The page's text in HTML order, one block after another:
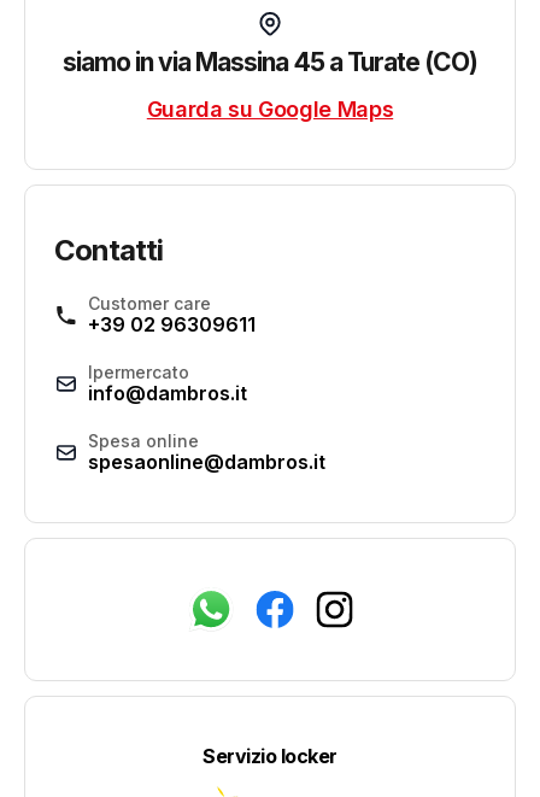
siamo in via Massina 45 a Turate (CO)
Guarda su Google Maps
Contatti
Customer care
+39 02 96309611
Ipermercato
info@dambros.it
Spesa online
spesaonline@dambros.it
Servizio locker